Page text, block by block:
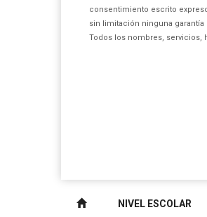
consentimiento escrito
sin limitación ninguna
Todos los nombres, servicios,
NIVEL ESCOLAR